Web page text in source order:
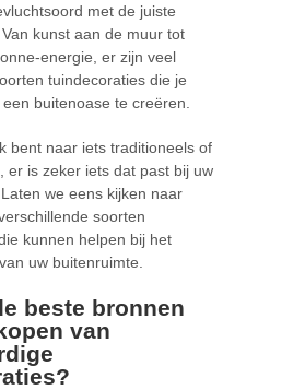
met de juiste
kunst aan de muur tot
energie, er zijn veel
tuindecoraties die je
buitenoase te creëren.
bent naar iets traditioneels of
er is zeker iets dat past bij uw
we eens kijken naar
soorten
kunnen helpen bij het
uw buitenruimte.
beste bronnen
van